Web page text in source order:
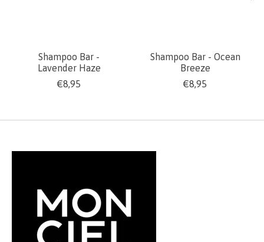
Shampoo Bar -
Lavender Haze
€8,95
Shampoo Bar - Ocean
Breeze
€8,95